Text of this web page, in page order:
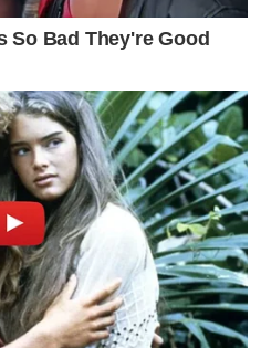
So Bad They're Good